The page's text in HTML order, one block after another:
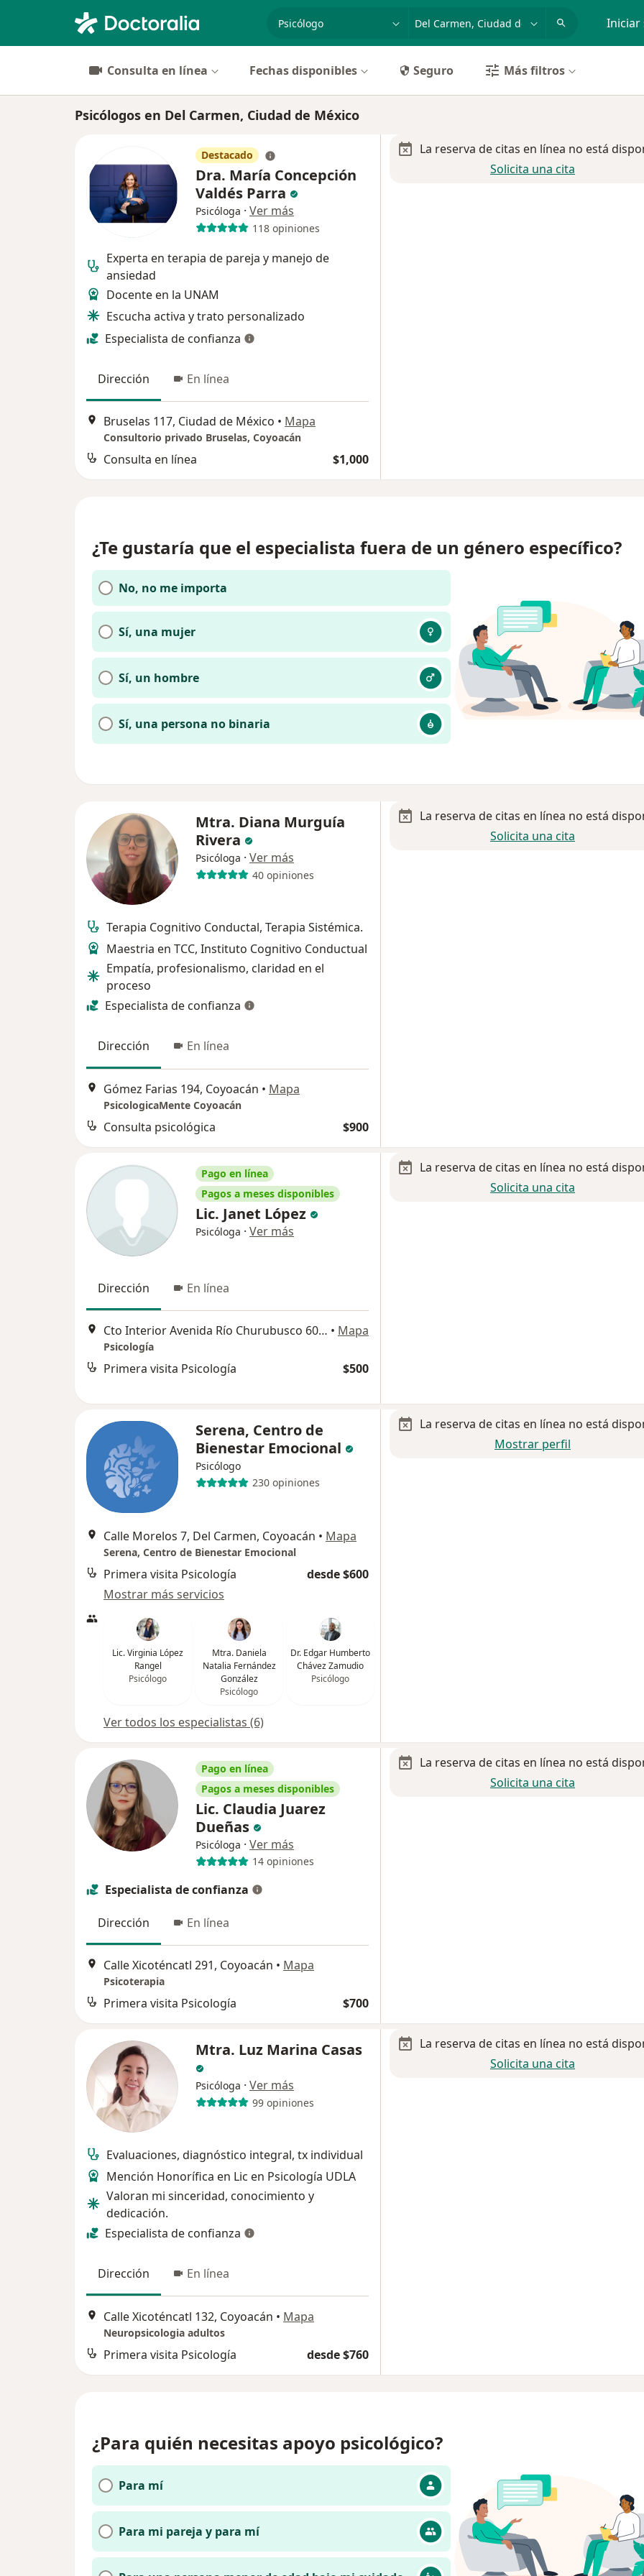
especialidad, enfermedad o nombre Iniciar
Consulta en línea Fechas disponibles Seguro Más filtros
Psicólogos en Del Carmen, Ciudad de México
Destacado
Dra. María Concepción
Valdés Parra
Psicóloga · Ver más
118 opiniones
Experta en terapia de pareja y manejo de
ansiedad
Docente en la UNAM
Escucha activa y trato personalizado
Especialista de confianza
Dirección En línea
Bruselas 117, Ciudad de México • Mapa
Consultorio privado Bruselas, Coyoacán
Consulta en línea $1,000
La reserva de citas en línea no está
Solicita una cita
¿Te gustaría que el especialista fuera de un género específico?
No, no me importa
Sí, una mujer
Sí, un hombre
Sí, una persona no binaria
Mtra. Diana Murguía
Rivera
Psicóloga · Ver más
40 opiniones
Terapia Cognitivo Conductal, Terapia Sistémica.
Maestria en TCC, Instituto Cognitivo Conductual
Empatía, profesionalismo, claridad en el
proceso
Especialista de confianza
Dirección En línea
Gómez Farias 194, Coyoacán • Mapa
PsicologicaMente Coyoacán
Consulta psicológica $900
La reserva de citas en línea no está
Solicita una cita
Pago en línea
Pagos a meses disponibles
Lic. Janet López
Psicóloga · Ver más
Dirección En línea
Cto Interior Avenida Río Churubusco 601, Benito Juárez • Mapa
Psicología
Primera visita Psicología $500
La reserva de citas en línea no está
Solicita una cita
Serena, Centro de
Bienestar Emocional
Psicólogo
230 opiniones
Calle Morelos 7, Del Carmen, Coyoacán • Mapa
Serena, Centro de Bienestar Emocional
Primera visita Psicología
desde $600
Mostrar más servicios
Lic. Virginia López
Rangel
Psicólogo
Mtra. Daniela
Natalia Fernández
González
Psicólogo
Dr. Edgar Humberto
Chávez Zamudio
Psicólogo
Ver todos los especialistas (6)
La reserva de citas en línea no está
Mostrar perfil
Pago en línea
Pagos a meses disponibles
Lic. Claudia Juarez
Dueñas
Psicóloga · Ver más
14 opiniones
Especialista de confianza
Dirección En línea
Calle Xicoténcatl 291, Coyoacán • Mapa
Psicoterapia
Primera visita Psicología $700
La reserva de citas en línea no está
Solicita una cita
Mtra. Luz Marina Casas
Psicóloga · Ver más
99 opiniones
Evaluaciones, diagnóstico integral, tx individual
Mención Honorífica en Lic en Psicología UDLA
Valoran mi sinceridad, conocimiento y
dedicación.
Especialista de confianza
Dirección En línea
Calle Xicoténcatl 132, Coyoacán • Mapa
Neuropsicologia adultos
Primera visita Psicología desde $760
La reserva de citas en línea no está
Solicita una cita
¿Para quién necesitas apoyo psicológico?
Para mí
Para mi pareja y para mí